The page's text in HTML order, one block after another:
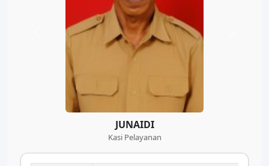
JUNAIDI
Kasi Pelayanan